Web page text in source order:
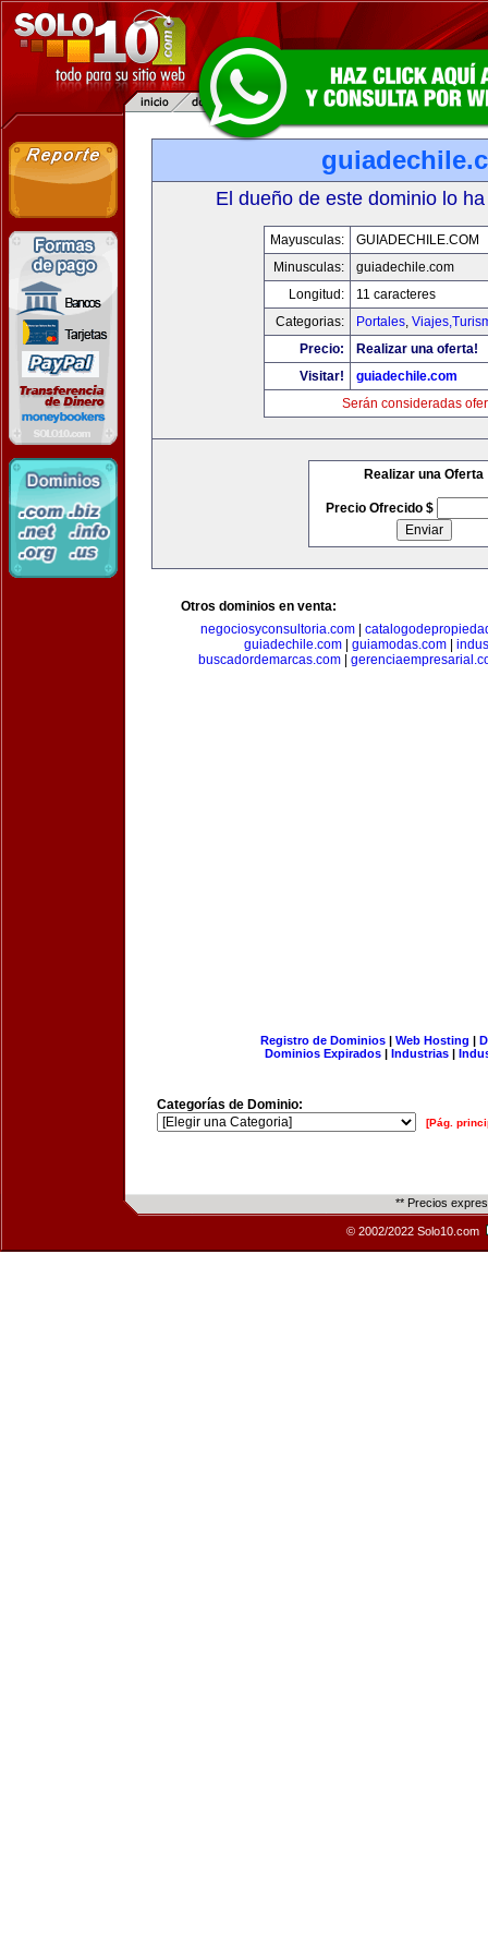
El dueño de este dominio lo
Mayusculas:
GUIADECHILE.COM
Minusculas:
guiadechile.com
Longitud:
11 caracteres
Categorias:
Portales,
Precio:
Realizar una oferta!
Visitar!
guiadechile.com
Serán consideradas
Realizar una Oferta
Precio Ofrecido $
Otros dominios en venta:
negociosyconsultoria.com|
guiadechile.com
guiamodas.com
buscadordemarcas.com|
Registro de Dominios| Web Hosting |
Dominios Expirados | Industrias |
Categorías de Dominio:
[Pág.
** Precios
© 2002/2022 Solo10.com